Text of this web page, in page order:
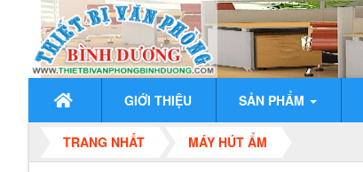
GIỚI THIỆU SẢN PHẨM
TRANG NHẤT MÁY HÚT ẨM